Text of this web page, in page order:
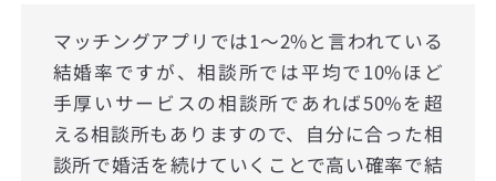
マッチングアプリでは1〜2%と言われている
結婚率ですが、相談所では平均で10%ほど
手厚いサービスの相談所であれば50%を超
える相談所もありますので、自分に合った相
談所で婚活を続けていくことで高い確率で結